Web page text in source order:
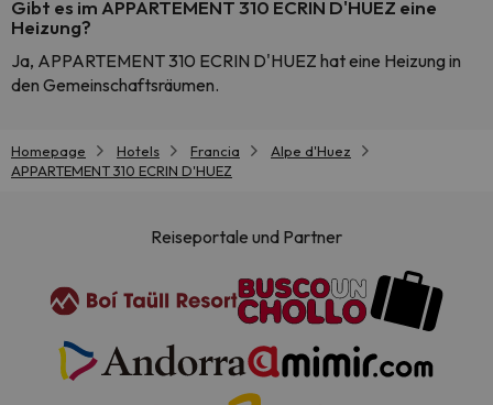
Gibt es im APPARTEMENT 310 ECRIN D'HUEZ eine
Heizung?
Ja, APPARTEMENT 310 ECRIN D'HUEZ hat eine Heizung in
den Gemeinschaftsräumen.
Homepage Hotels Francia
Alpe d'Huez
APPARTEMENT 310 ECRIN D'HUEZ
Reiseportale und Partner